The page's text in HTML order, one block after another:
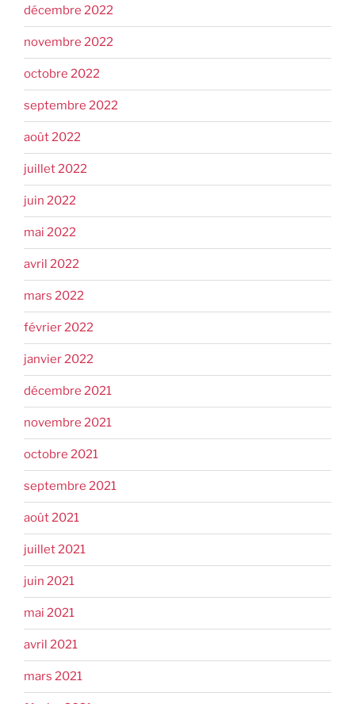
décembre 2022
novembre 2022
octobre 2022
septembre 2022
août 2022
juillet 2022
juin 2022
mai 2022
avril 2022
mars 2022
février 2022
janvier 2022
décembre 2021
novembre 2021
octobre 2021
septembre 2021
août 2021
juillet 2021
juin 2021
mai 2021
avril 2021
mars 2021